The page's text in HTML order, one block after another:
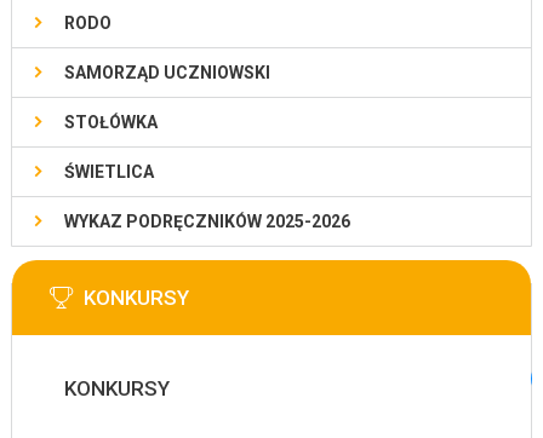
RODO
SAMORZĄD UCZNIOWSKI
STOŁÓWKA
ŚWIETLICA
WYKAZ PODRĘCZNIKÓW 2025-2026
KONKURSY
KONKURSY